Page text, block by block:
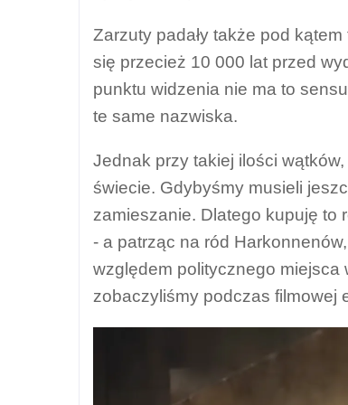
Zarzuty padały także pod
się przecież 10 000 lat przed
punktu widzenia nie ma to
te same nazwiska.
Jednak przy takiej ilości
świecie. Gdybyśmy musieli
zamieszanie. Dlatego kupuję to
- a patrząc na ród
względem politycznego miejsca
zobaczyliśmy podczas filmowej